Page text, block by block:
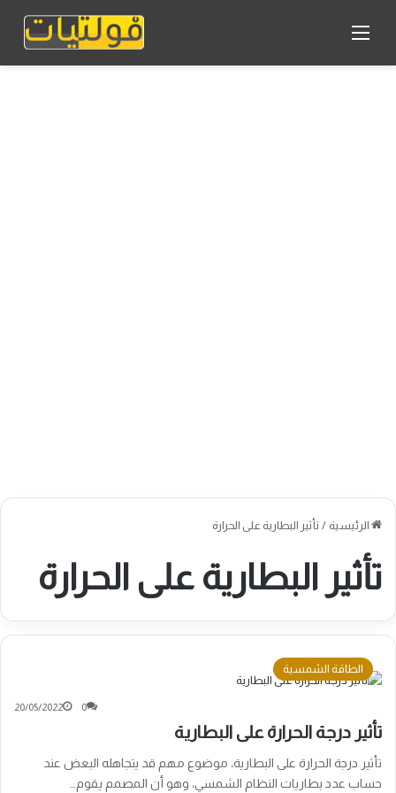
الرئيسية / تأثير البطارية على الحرارة
تأثير البطارية على الحرارة
الطاقة الشمسية
20/05/2022 0
تأثير درجة الحرارة على البطارية
تأثير درجة الحرارة على البطارية، موضوع مهم قد يتجاهله البعض عند
حساب عدد بطاريات النظام الشمسي، وهو أن المصمم يقوم…